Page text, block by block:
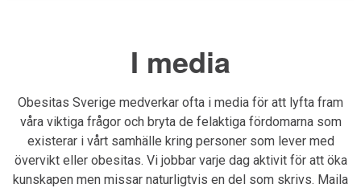
I media
Obesitas Sverige medverkar ofta i media för att lyfta fram
våra viktiga frågor och bryta de felaktiga fördomarna som
existerar i vårt samhälle kring personer som lever med
övervikt eller obesitas. Vi jobbar varje dag aktivit för att öka
kunskapen men missar naturligtvis en del som skrivs. Maila